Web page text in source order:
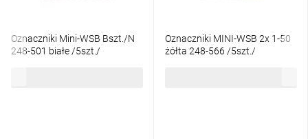
Oznaczniki Mini-WSB Bszt./N
248-501 białe /5szt./
Oznaczniki MINI-WSB 2x 1-50
żółta 248-566 /5szt./